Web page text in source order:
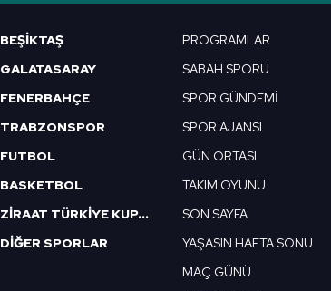
BEŞİKTAŞ
GALATASARAY
FENERBAHÇE
TRABZONSPOR
FUTBOL
BASKETBOL
ZİRAAT TÜRKİYE KUPASI
DİĞER SPORLAR
PROGRAMLAR
SABAH SPORU
SPOR GÜNDEMİ
SPOR AJANSI
GÜN ORTASI
TAKIM OYUNU
SON SAYFA
YAŞASIN HAFTA SONU
MAÇ GÜNÜ